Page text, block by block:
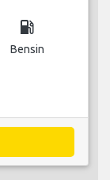
local_gas_station
Bensin